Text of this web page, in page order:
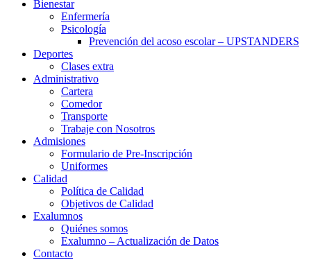
Bienestar
Enfermería
Psicología
Prevención del acoso escolar – UPSTANDERS
Deportes
Clases extra
Administrativo
Cartera
Comedor
Transporte
Trabaje con Nosotros
Admisiones
Formulario de Pre-Inscripción
Uniformes
Calidad
Política de Calidad
Objetivos de Calidad
Exalumnos
Quiénes somos
Exalumno – Actualización de Datos
Contacto